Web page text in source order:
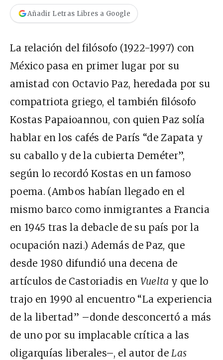
Añadir Letras Libres a Google
La relación del filósofo (1922-1997) con
México pasa en primer lugar por su
amistad con Octavio Paz, heredada por su
compatriota griego, el también filósofo
Kostas Papaioannou, con quien Paz solía
hablar en los cafés de París “de Zapata y
su caballo y de la cubierta Deméter”,
según lo recordó Kostas en un famoso
poema. (Ambos habían llegado en el
mismo barco como inmigrantes a Francia
en 1945 tras la debacle de su país por la
ocupación nazi.) Además de Paz, que
desde 1980 difundió una decena de
artículos de Castoriadis en Vuelta y que lo
trajo en 1990 al encuentro “La experiencia
de la libertad” –donde desconcertó a más
de uno por su implacable crítica a las
oligarquías liberales–, el autor deLas